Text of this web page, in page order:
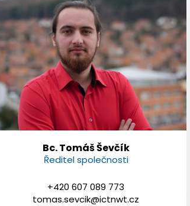
Bc. Tomáš Ševčík
Ředitel společnosti
+420 607 089 773
tomas.sevcik@ictnwt.cz